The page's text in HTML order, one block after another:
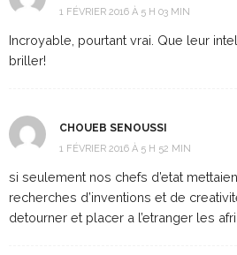
1 FÉVRIER 2016 À 5 H 03 MIN
Incroyable, pourtant vrai. Que leur
briller!
CHOUEB SENOUSSI
1 FÉVRIER 2016 À 5 H 52 MIN
si seulement nos chefs d’etat
recherches d’inventions et de
detourner et placer a l’etranger les